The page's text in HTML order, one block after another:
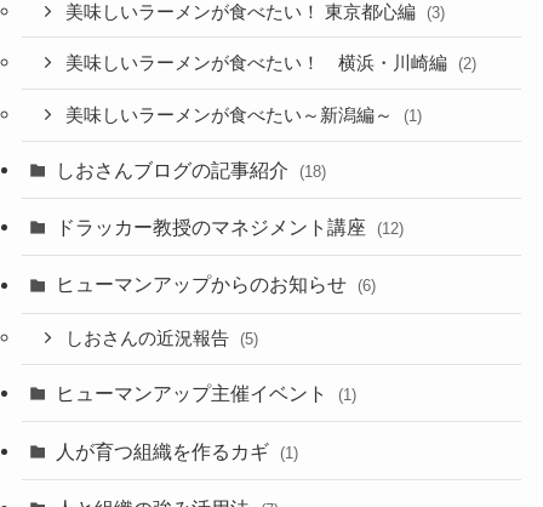
美味しいラーメンが食べたい！ 東京都心編 (3)
美味しいラーメンが食べたい！ 横浜・川崎編 (2)
美味しいラーメンが食べたい～新潟編～ (1)
しおさんブログの記事紹介 (18)
ドラッカー教授のマネジメント講座 (12)
ヒューマンアップからのお知らせ (6)
しおさんの近況報告 (5)
ヒューマンアップ主催イベント (1)
人が育つ組織を作るカギ (1)